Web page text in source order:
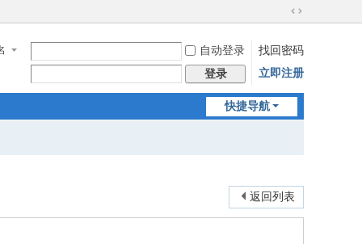
切
到
宽
自动登录
找回密码
登录
立即注册
快捷导航
返回列表